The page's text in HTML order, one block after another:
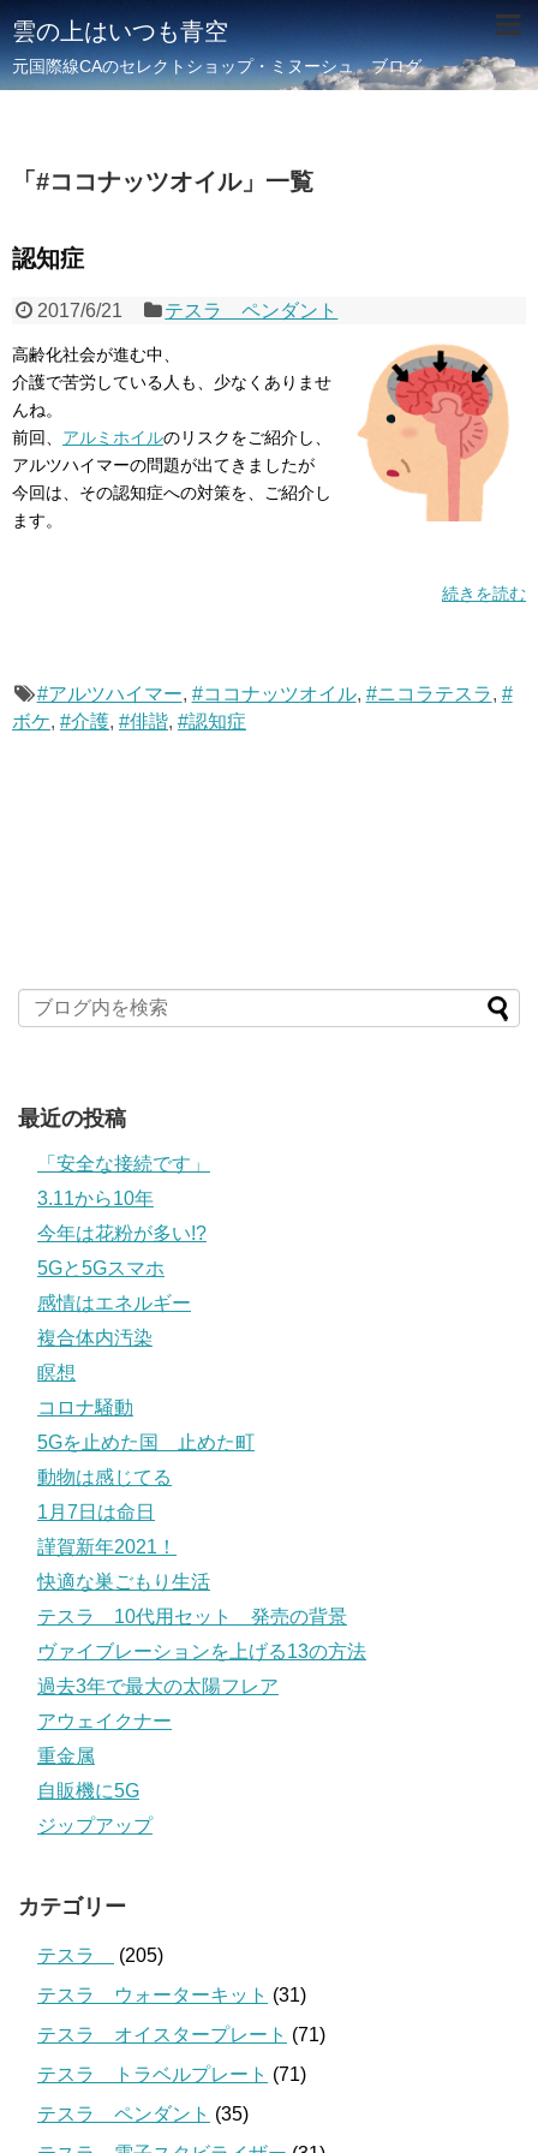
雲の上はいつも青空
元国際線CAのセレクトショップ・ミヌーシュ ブログ
「 #ココナッツオイル」 一覧
認知症
2017/6/21 テスラ ペンダント
高齢化社会が進む中、
介護で苦労している人も、少なくありませ
んね。
前回、 アルミホイルのリスクをご紹介し、
アルツハイマーの問題が出てきましたが
今回は、その認知症への対策を、ご紹介し
ます。
続きを読む
#アルツハイマー, #ココナッツオイル, #ニコラテスラ, #
ボケ, #介護, #俳諧, #認知症
最近の投稿
「安全な接続です」
3.11から10年
今年は花粉が多い!?
5Gと5Gスマホ
感情はエネルギー
複合体内汚染
瞑想
コロナ騒動
5Gを止めた国 止めた町
動物は感じてる
1月7日は命日
謹賀新年2021！
快適な巣ごもり生活
テスラ 10代用セット 発売の背景
ヴァイブレーションを上げる13の方法
過去3年で最大の太陽フレア
アウェイクナー
重金属
自販機に5G
ジップアップ
カテゴリー
テスラ
(205)
テスラ ウォーターキット (31)
テスラ オイスタープレート (71)
テスラ トラベルプレート (71)
テスラ ペンダント (35)